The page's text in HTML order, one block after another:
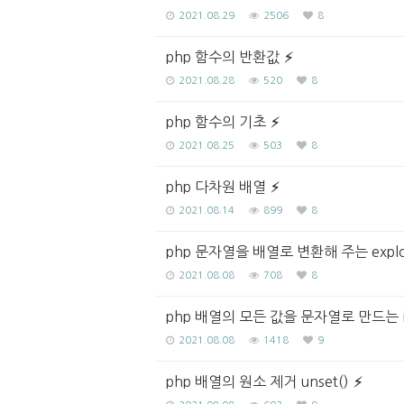
2021.08.29 2506 8
php 함수의 반환값
2021.08.28 520 8
php 함수의 기초
2021.08.25 503 8
php 다차원 배열
2021.08.14 899 8
php 문자열을 배열로 변환해 주는
2021.08.08 708 8
php 배열의 모든 값을 문자열로 만드
2021.08.08 1418 9
php 배열의 원소 제거 unset()